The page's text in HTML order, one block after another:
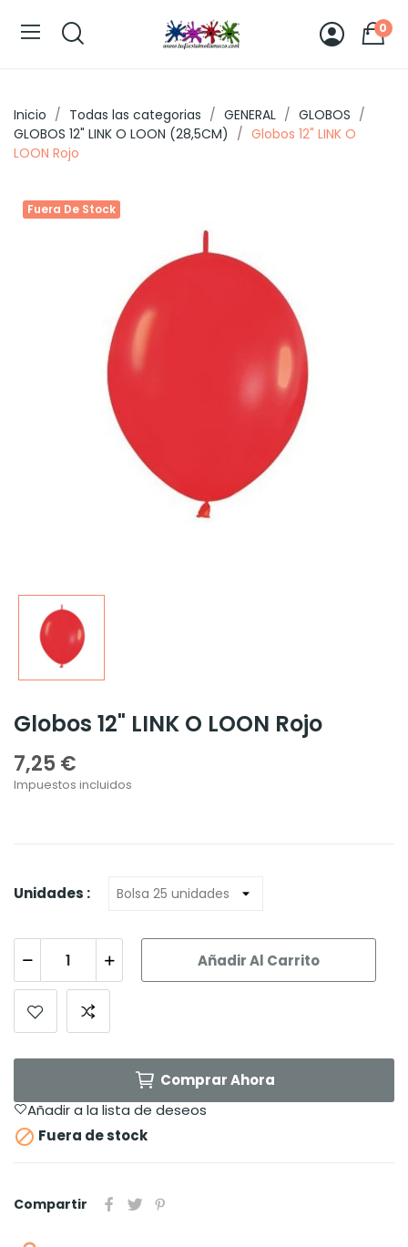
0
Inicio Todas las categorias GENERAL
GLOBOS
GLOBOS 12" LINK O LOON (28,5CM)
Globos 12" LINK O
LOON Rojo
Fuera De Stock
Globos 12" LINK O LOON Rojo
7,25 €
Impuestos incluidos
Unidades :
Añadir Al Carrito
Comprar Ahora
Añadir a la lista de deseos
 Fuera de stock
Compartir